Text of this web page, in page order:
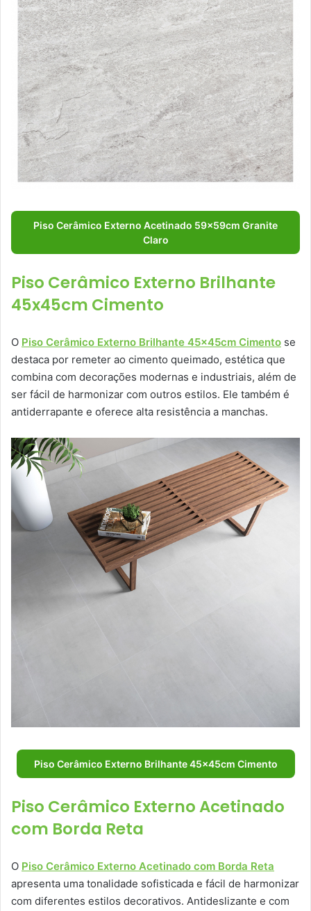
Piso Cerâmico Externo Acetinado 59x59cm Granite
Claro
Piso Cerâmico Externo Brilhante
45x45cm Cimento
O Piso Cerâmico Externo Brilhante 45x45cm Cimento se
destaca por remeter ao cimento queimado, estética que
combina com decorações modernas e industriais, além de
ser fácil de harmonizar com outros estilos. Ele também é
antiderrapante e oferece alta resistência a manchas.
Piso Cerâmico Externo Brilhante 45x45cm Cimento
Piso Cerâmico Externo Acetinado
com Borda Reta
O Piso Cerâmico Externo Acetinado com Borda Reta
apresenta uma tonalidade sofisticada e fácil de harmonizar
com diferentes estilos decorativos. Antideslizante e com